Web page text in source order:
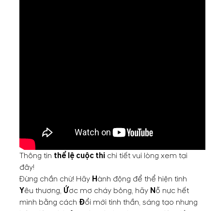
Thông tin thể lệ cuộc thi chi tiết vui lòng xem tại
đây!
Đừng chần chừ! Hãy Hành động để thể hiện tình
Yêu thương, Ứơc mơ cháy bỏng, hãy Nỗ nực hết
mình bằng cách Đổi mới tinh thần, sáng tạo nhưng